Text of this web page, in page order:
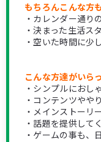
もちろんこんな方
・カレンダー通り
・決まった生活ス
・空いた時間に少
こんな方達がいら
・シンプルにおし
・コンテンツやや
・メインストーリ
・話題を提供して
・ゲームの事も、